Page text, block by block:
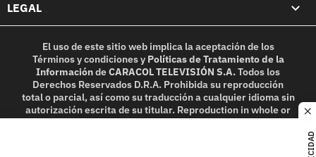
LEGAL
El uso de este sitio web implica la aceptación de los
Términos y condicionesy Políticas de Tratamiento de la
InformacióndeCARACOL TELEVISIÓN S.A.Todos los
Derechos Reservados D.R.A. Prohibida su reproducción
total o parcial, así como su traducción a cualquier idioma sin
autorización escrita de su titular. Reproduction in whole or
in part, or translation without written permission is